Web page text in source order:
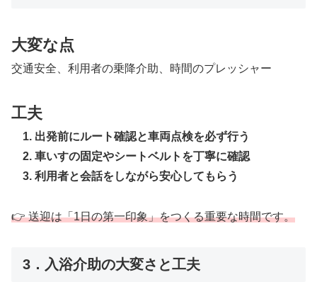
大変な点
交通安全、利用者の乗降介助、時間のプレッシャー
工夫
1. 出発前にルート確認と車両点検を必ず行う
2. 車いすの固定やシートベルトを丁寧に確認
3. 利用者と会話をしながら安心してもらう
👉 送迎は「1日の第一印象」をつくる重要な時間です。
3．入浴介助の大変さと工夫